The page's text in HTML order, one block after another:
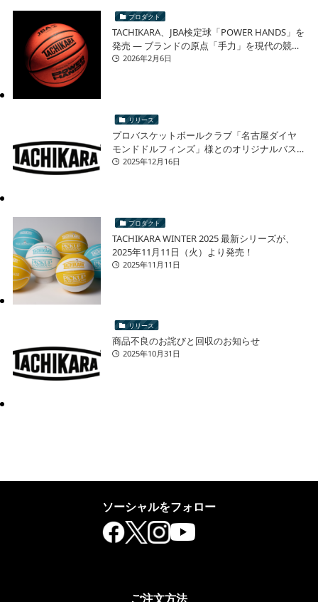
プロダクト
TACHIKARA、JBA検定球「POWER HANDS」を
発売 ― ブランドの原点「手力」を現代の競技
シーンへ ―
2026年2月6日
リリース
プロバスケットボールクラブ「名古屋ダイヤ
モンドドルフィンズ」様とのオリジナルバス
ケットボール 再販売に関するお知らせ
2025年12月16日
プロダクト
TACHIKARA WINTER 2025 最新シリーズが、
2025年11月11日（火）より発売！
2025年11月11日
リリース
商品不良のお詫びと回収のお知らせ
2025年10月31日
ソーシャルをフォロー
ご注文方法